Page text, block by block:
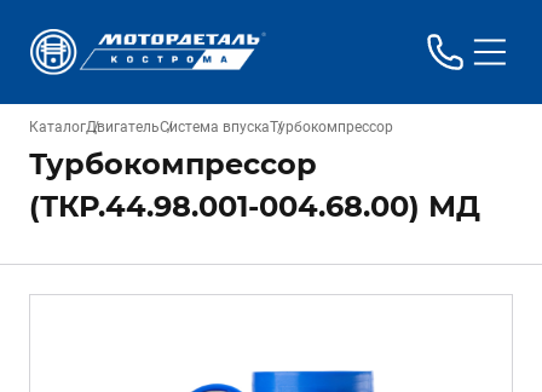
КаталогДвигательСистема впускаТурбокомпрессор
Турбокомпрессор
(ТКР.44.98.001-004.68.00) МД